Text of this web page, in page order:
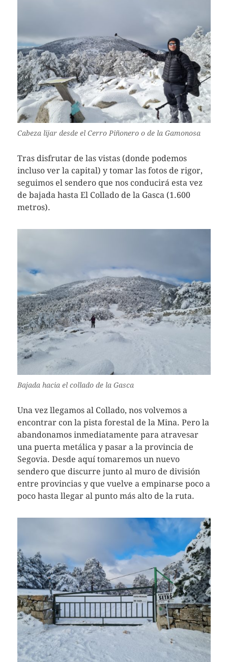
Cabeza lijar desde el Cerro Piñonero o de la Gamonosa
Tras disfrutar de las vistas (donde podemos
incluso ver la capital) y tomar las fotos de rigor,
seguimos el sendero que nos conducirá esta vez
de bajada hasta El Collado de la Gasca (1.600
metros).
Bajada hacia el collado de la Gasca
Una vez llegamos al Collado, nos volvemos a
encontrar con la pista forestal de la Mina. Pero la
abandonamos inmediatamente para atravesar
una puerta metálica y pasar a la provincia de
Segovia. Desde aquí tomaremos un nuevo
sendero que discurre junto al muro de división
entre provincias y que vuelve a empinarse poco a
poco hasta llegar al punto más alto de la ruta.